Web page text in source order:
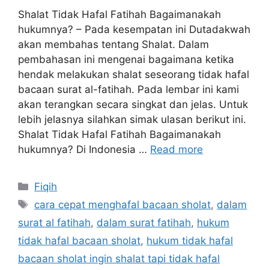
Shalat Tidak Hafal Fatihah Bagaimanakah
hukumnya? – Pada kesempatan ini Dutadakwah
akan membahas tentang Shalat. Dalam
pembahasan ini mengenai bagaimana ketika
hendak melakukan shalat seseorang tidak hafal
bacaan surat al-fatihah. Pada lembar ini kami
akan terangkan secara singkat dan jelas. Untuk
lebih jelasnya silahkan simak ulasan berikut ini.
Shalat Tidak Hafal Fatihah Bagaimanakah
hukumnya? Di Indonesia … Read more
Categories
Fiqih
Tags
cara cepat menghafal bacaan sholat, dalam
surat al fatihah, dalam surat fatihah, hukum
tidak hafal bacaan sholat, hukum tidak hafal
bacaan sholat ingin shalat tapi tidak hafal